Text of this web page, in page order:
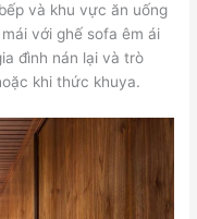
và khu vực ăn uống
với ghế sofa êm ái
đình nán lại và trò
khi thức khuya.